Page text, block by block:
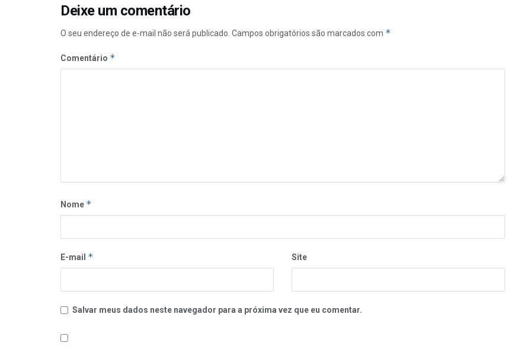
Deixe um comentário
O seu endereço de e-mail não será publicado. Campos obrigatórios são marcados com *
Comentário *
Nome *
E-mail * Site
Salvar meus dados neste navegador para a próxima vez que eu comentar.